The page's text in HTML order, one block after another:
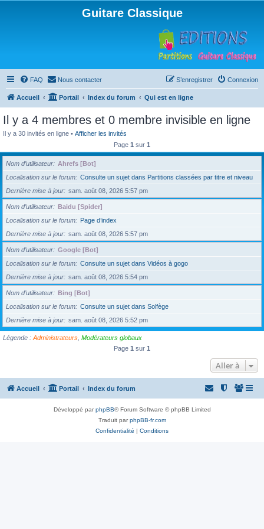
Guitare Classique
FAQ Nous contacter Connexion
S’enregistrer
Accueil Portail Index du forum Qui est en ligne
Il y a 4 membres et 0 membre invisible en ligne
Il y a 30 invités en ligne • Afficher les invités
Page 1 sur 1
Nom d’utilisateur
Ahrefs [Bot]
Localisation sur le forum
Consulte un sujet dans Partitions classées par titre et niveau
Dernière mise à jour
sam. août 08, 2026 5:57 pm
Nom d’utilisateur
Baidu [Spider]
Localisation sur le forum
Page d’index
Dernière mise à jour
sam. août 08, 2026 5:57 pm
Nom d’utilisateur
Google [Bot]
Localisation sur le forum
Consulte un sujet dans Vidéos à gogo
Dernière mise à jour
sam. août 08, 2026 5:54 pm
Nom d’utilisateur
Bing [Bot]
Localisation sur le forum
Consulte un sujet dans Solfège
Dernière mise à jour
sam. août 08, 2026 5:52 pm
Légende : Administrateurs Modérateurs globaux
Page 1 sur 1
Aller à
Accueil Portail Index du forum
Développé parphpBB® Forum Software © phpBB Limited
Traduit parphpBB-fr.com
Confidentialité | Conditions